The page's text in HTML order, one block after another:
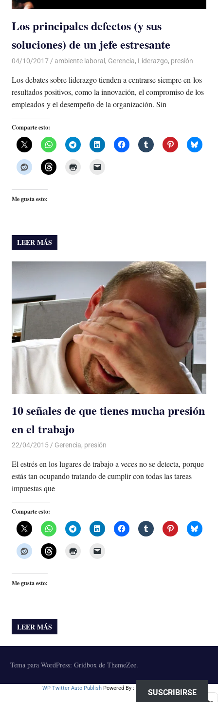
Los principales defectos (y sus
soluciones) de un jefe estresante
04/10/2017 De todo un Poco
ambiente laboral, Gerencia, Liderazgo, presión
Los debates sobre liderazgo tienden a centrarse siempre en los
resultados positivos, como la innovación, el compromiso de los
empleados y el desempeño de la organización. Sin
Comparte esto:
Me gusta esto:
LEER MÁS
10 señales de que tienes mucha presión
en el trabajo
22/04/2015 Luis Castellanos
Gerencia, presión
El estrés en los lugares de trabajo a veces no se detecta, porque
estás tan ocupando tratando de cumplir con todas las tareas
impuestas que
Comparte esto:
Me gusta esto:
LEER MÁS
Tema para WordPress: Gridbox de ThemeZee.
WP Twitter Auto Publish Powered By : XYZScripts.com
SUSCRIBIRSE